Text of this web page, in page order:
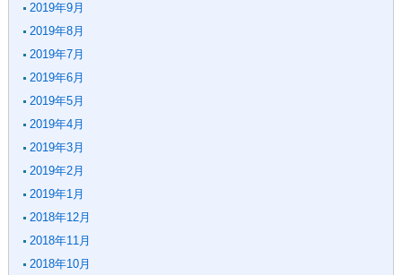
2019年9月
2019年8月
2019年7月
2019年6月
2019年5月
2019年4月
2019年3月
2019年2月
2019年1月
2018年12月
2018年11月
2018年10月